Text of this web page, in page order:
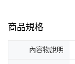
商品規格
內容物說明